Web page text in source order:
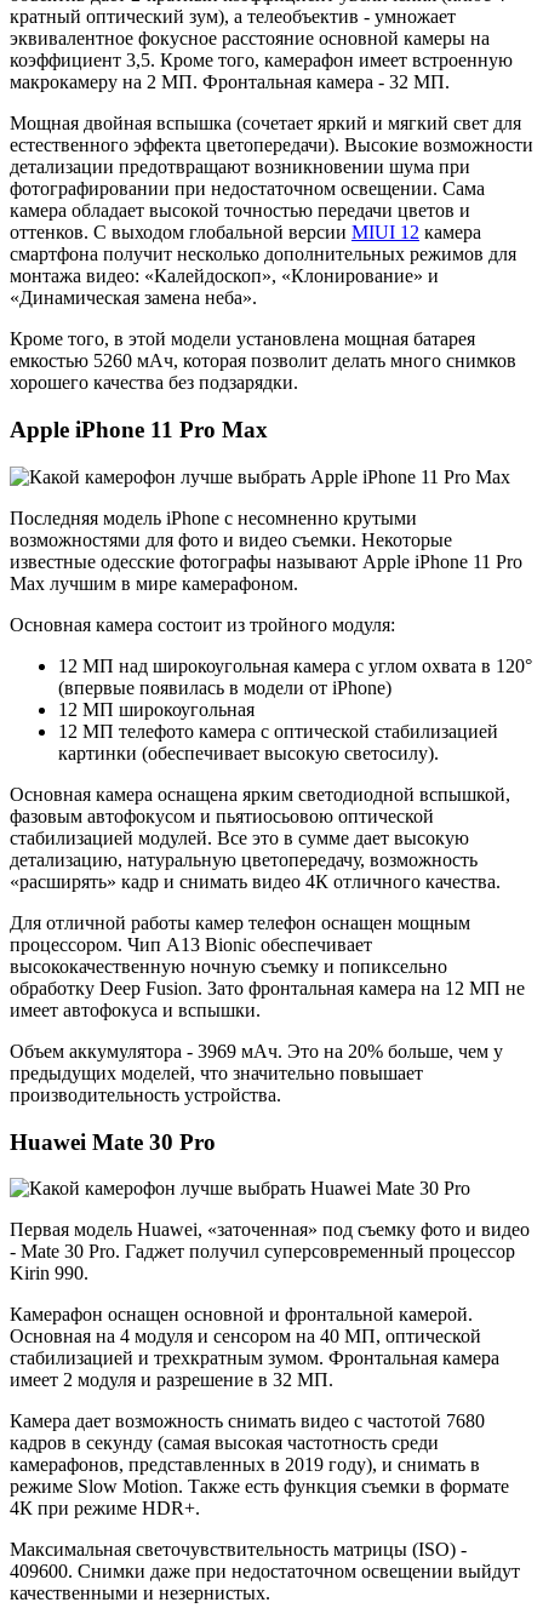
кратный оптический зум), а телеобъектив - умножает
эквивалентное фокусное расстояние основной камеры на
коэффициент 3,5. Кроме того, камерафон имеет встроенную
макрокамеру на 2 МП. Фронтальная камера - 32 МП.
Мощная двойная вспышка (сочетает яркий и мягкий свет для
естественного эффекта цветопередачи). Высокие возможности
детализации предотвращают возникновении шума при
фотографировании при недостаточном освещении. Сама
камера обладает высокой точностью передачи цветов и
оттенков. С выходом глобальной версии MIUI 12 камера
смартфона получит несколько дополнительных режимов для
монтажа видео: «Калейдоскоп», «Клонирование» и
«Динамическая замена неба».
Кроме того, в этой модели установлена мощная батарея
емкостью 5260 мАч, которая позволит делать много снимков
хорошего качества без подзарядки.
Apple iPhone 11 Pro Max
Последняя модель iPhone с несомненно крутыми
возможностями для фото и видео съемки. Некоторые
известные одесские фотографы называют Apple iPhone 11 Pro
Max лучшим в мире камерафоном.
Основная камера состоит из тройного модуля:
12 МП над широкоугольная камера с углом охвата в 120°
(впервые появилась в модели от iPhone)
12 МП широкоугольная
12 МП телефото камера с оптической стабилизацией
картинки (обеспечивает высокую светосилу).
Основная камера оснащена ярким светодиодной вспышкой,
фазовым автофокусом и пьятиосьовою оптической
стабилизацией модулей. Все это в сумме дает высокую
детализацию, натуральную цветопередачу, возможность
«расширять» кадр и снимать видео 4К отличного качества.
Для отличной работы камер телефон оснащен мощным
процессором. Чип A13 Bionic обеспечивает
высококачественную ночную съемку и попиксельно
обработку Deep Fusion. Зато фронтальная камера на 12 МП не
имеет автофокуса и вспышки.
Объем аккумулятора - 3969 мАч. Это на 20% больше, чем у
предыдущих моделей, что значительно повышает
производительность устройства.
Huawei Mate 30 Pro
Первая модель Huawei, «заточенная» под съемку фото и видео
- Mate 30 Pro. Гаджет получил суперсовременный процессор
Kirin 990.
Камерафон оснащен основной и фронтальной камерой.
Основная на 4 модуля и сенсором на 40 МП, оптической
стабилизацией и трехкратным зумом. Фронтальная камера
имеет 2 модуля и разрешение в 32 МП.
Камера дает возможность снимать видео с частотой 7680
кадров в секунду (самая высокая частотность среди
камерафонов, представленных в 2019 году), и снимать в
режиме Slow Motion. Также есть функция съемки в формате
4К при режиме HDR+.
Максимальная светочувствительность матрицы (ISO) -
409600. Снимки даже при недостаточном освещении выйдут
качественными и незернистых.